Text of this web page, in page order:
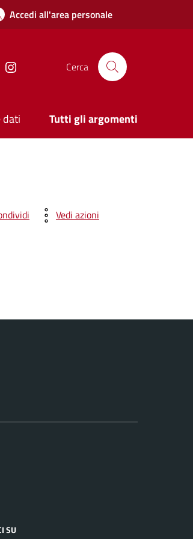
Accedi all'area personale
Twitter Cerca
dati Tutti gli argomenti
Vedi azioni
SU